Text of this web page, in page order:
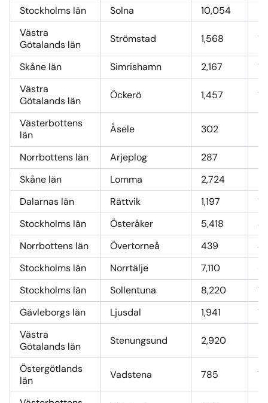
Stockholms län Solna 10,054
Västra
Götalands län
Strömstad 1,568
Skåne län Simrishamn 2,167
Västra
Götalands län
Öckerö 1,457
Västerbottens
län
Åsele 302
Norrbottens län Arjeplog 287
Skåne län
Lomma 2,724
Dalarnas län
Rättvik 1,197
Stockholms län
Österåker 5,418
Norrbottens län
Övertorneå 439
Stockholms län
Norrtälje 7,110
Stockholms län
Sollentuna 8,220
Gävleborgs län
Ljusdal 1,941
Västra
Götalands län
Stenungsund 2,920
Östergötlands
län
Vadstena 785